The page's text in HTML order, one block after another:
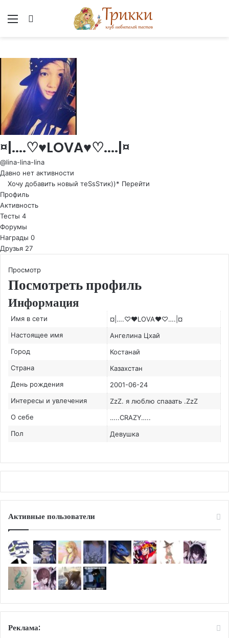
Меню
¤|....♡♥LOVA♥♡....|¤
@lina-lina-lina
Давно нет активности
Хочу добавить новый теSsSтик))* Перейти
Профиль
Активность
Тесты 4
Форумы
Награды 0
Друзья 27
Просмотр
Посмотреть профиль
Информация
Имя в сети
¤|….♡♥LOVA♥♡….|¤
Настоящее имя
Ангелина Цхай
Город
Костанай
Страна
Казахстан
День рождения
2001-06-24
Интересы и увлечения
ZzZ. я люблю спааать .ZzZ
О себе
…..CRAZY…..
Пол
Девушка
Активные пользователи
Реклама: